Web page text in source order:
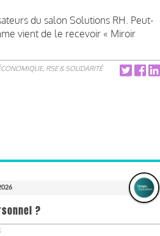
du salon Solutions RH. Peut-
vient de le recevoir « Miroir
RSE & SOLIDARITÉ
?